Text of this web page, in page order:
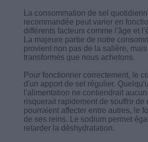
La consommation de sel
recommandée peut varier en
différents facteurs comme l'âge et
La majeure partie de notre
provient non pas de la salière,
transformés que nous achetons.
Pour fonctionner correctement, le
d'un apport de sel régulier.
l'alimentation ne contiendrait
risquerait rapidement de souffrir de
pourraient affecter entre autres, le
de ses reins. Le sodium permet
retarder la déshydratation.